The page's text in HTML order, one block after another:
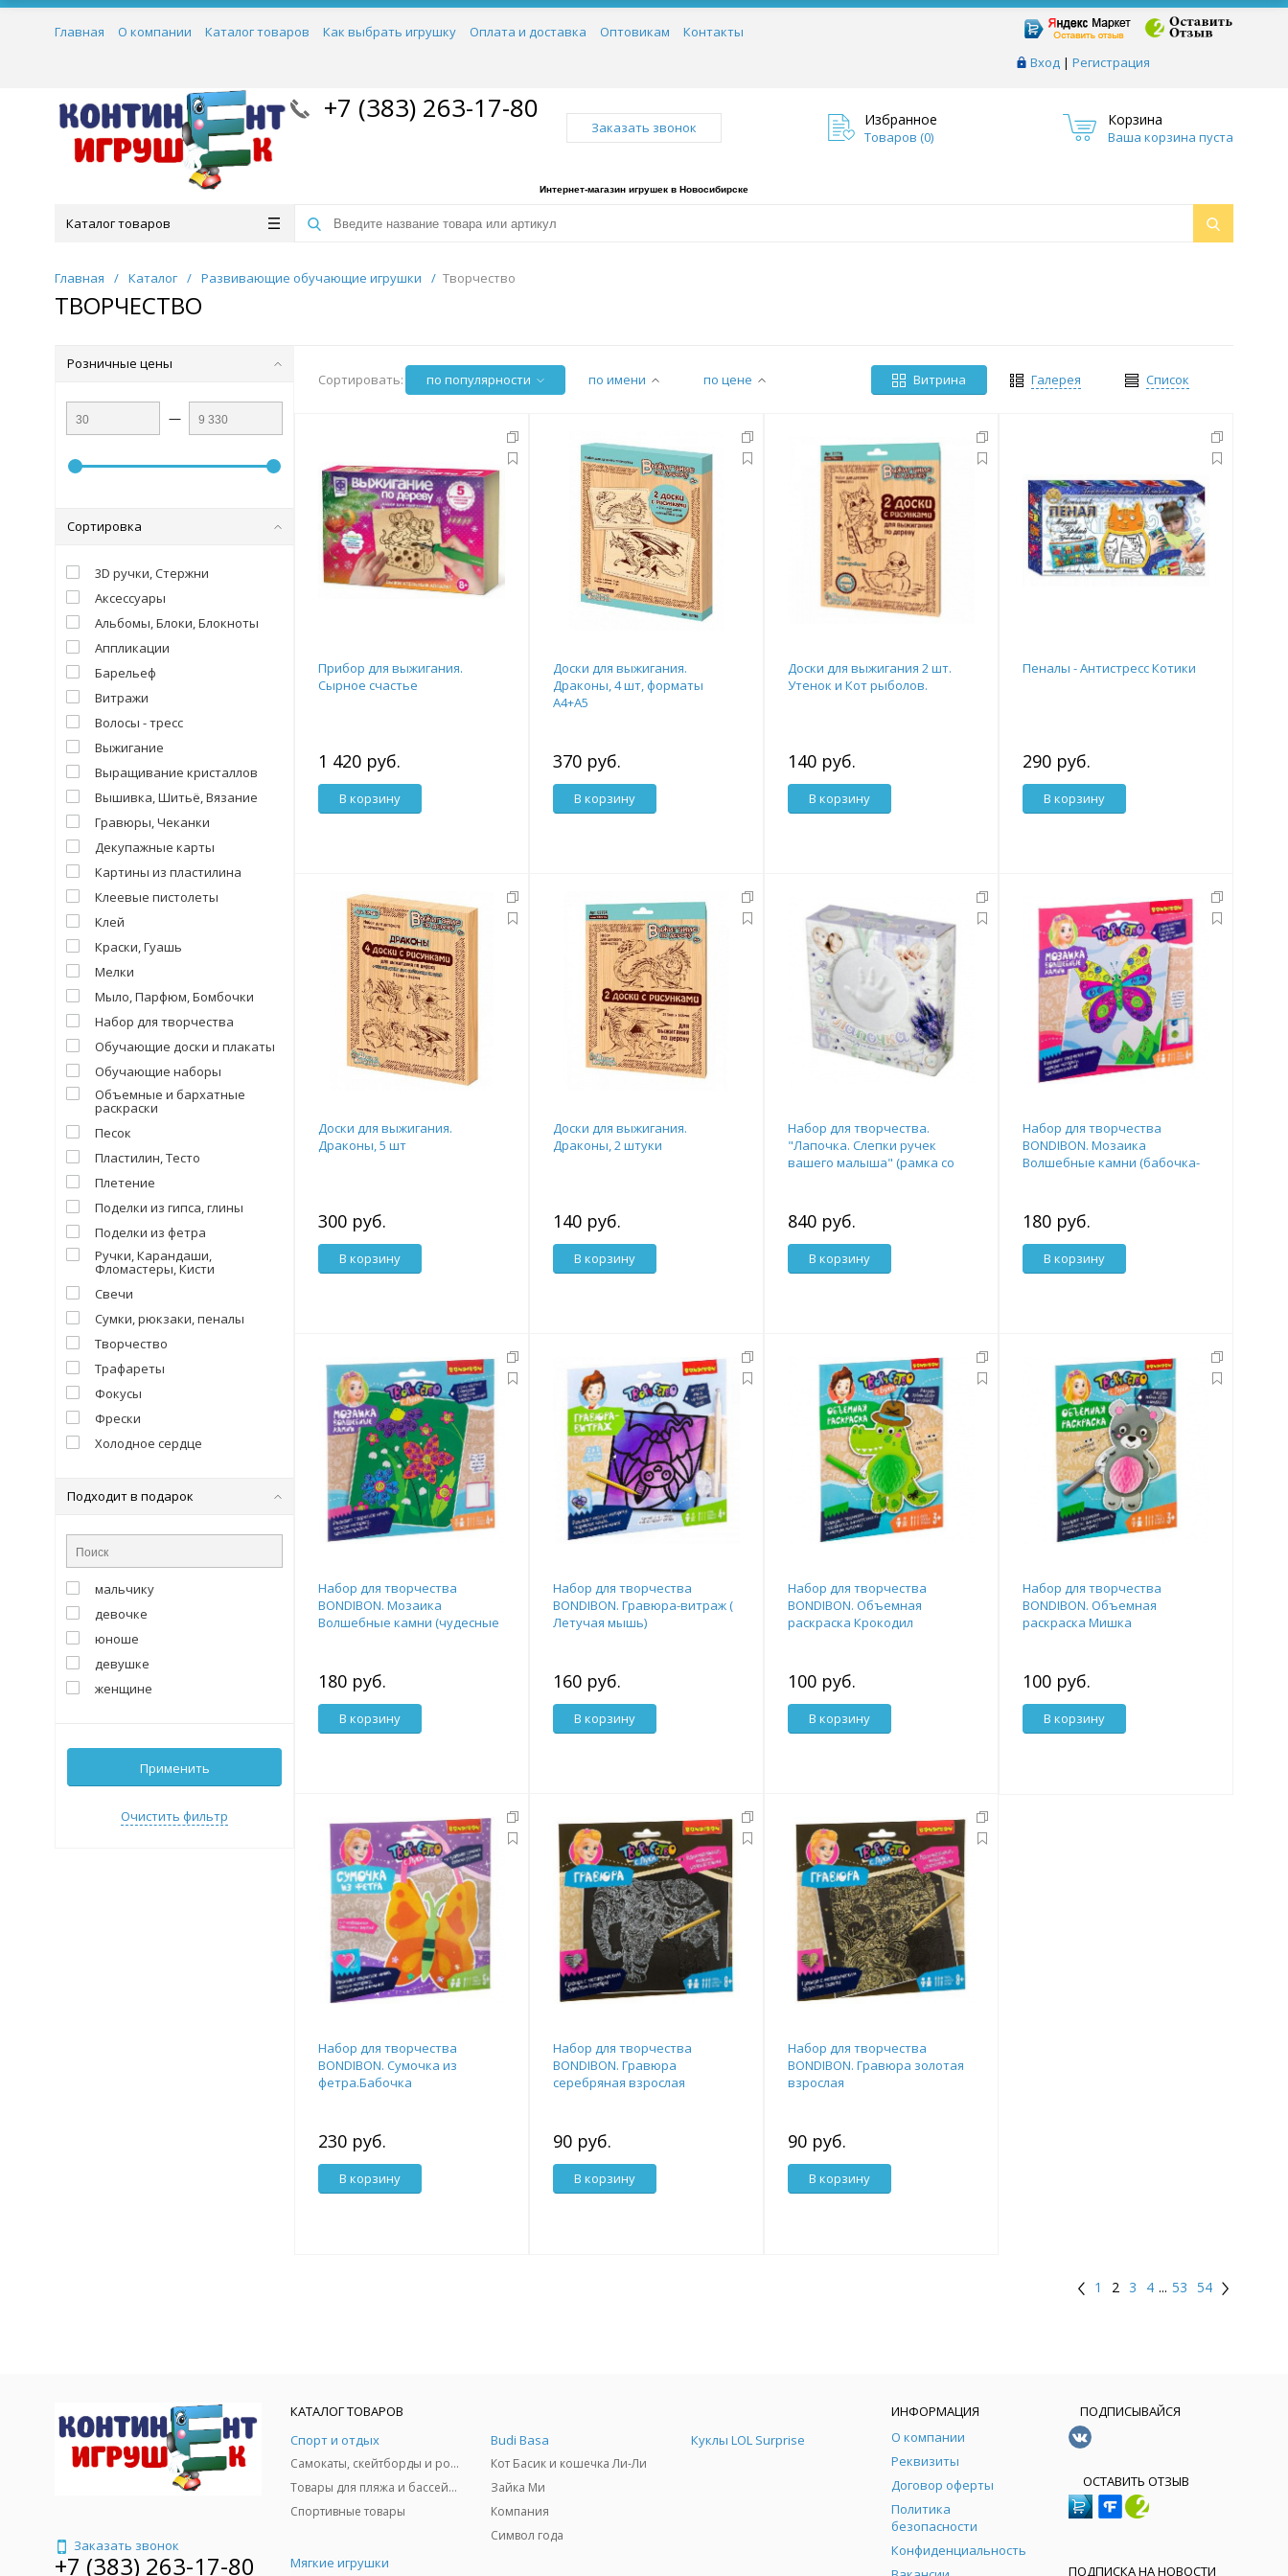
Вход | Регистрация
Главная О компании Каталог товаров Как выбрать игрушку Оплата и доставка Оптовикам Контакты
+7 (383) 263-17-80
Заказать звонок Избранное
Товаров (0)
Корзина
Ваша корзина пуста
Интернет-магазин игрушек в Новосибирске
Каталог товаров
Главная / Каталог / Развивающие обучающие игрушки / Творчество
ТВОРЧЕСТВО
Розничные цены
—
Сортировка
3D ручки, Стержни
Аксессуары
Альбомы, Блоки, Блокноты
Аппликации
Барельеф
Витражи
Волосы - тресс
Выжигание
Выращивание кристаллов
Вышивка, Шитьё, Вязание
Гравюры, Чеканки
Декупажные карты
Картины из пластилина
Клеевые пистолеты
Клей
Краски, Гуашь
Мелки
Мыло, Парфюм, Бомбочки
Набор для творчества
Обучающие доски и плакаты
Обучающие наборы
Объемные и бархатные
раскраски
Песок
Пластилин, Тесто
Плетение
Поделки из гипса, глины
Поделки из фетра
Ручки, Карандаши,
Фломастеры, Кисти
Свечи
Сумки, рюкзаки, пеналы
Творчество
Трафареты
Фокусы
Фрески
Холодное сердце
Подходит в подарок
мальчику
девочке
юноше
девушке
женщине
Применить
Очистить фильтр
Список
Галерея
Витрина
Сортировать: по популярности по имени по цене
Прибор для выжигания.
Сырное счастье
1 420 руб.
В корзину
Доски для выжигания.
Драконы, 4 шт, форматы
А4+А5
370 руб.
В корзину
Доски для выжигания 2 шт.
Утенок и Кот рыболов.
140 руб.
В корзину
Пеналы - Антистресс Котики
290 руб.
В корзину
Доски для выжигания.
Драконы, 5 шт
300 руб.
В корзину
Доски для выжигания.
Драконы, 2 штуки
140 руб.
В корзину
Набор для творчества.
"Лапочка. Слепки ручек
вашего малыша" (рамка со
840 руб.
В корзину
Набор для творчества
BONDIBON. Мозаика
Волшебные камни (бабочка-
180 руб.
В корзину
Набор для творчества
BONDIBON. Мозаика
Волшебные камни (чудесные
180 руб.
В корзину
Набор для творчества
BONDIBON. Гравюра-витраж (
Летучая мышь)
160 руб.
В корзину
Набор для творчества
BONDIBON. Объемная
раскраска Крокодил
100 руб.
В корзину
Набор для творчества
BONDIBON. Объемная
раскраска Мишка
100 руб.
В корзину
Набор для творчества
BONDIBON. Сумочка из
фетра.Бабочка
230 руб.
В корзину
Набор для творчества
BONDIBON. Гравюра
серебряная взрослая
90 руб.
В корзину
Набор для творчества
BONDIBON. Гравюра золотая
взрослая
90 руб.
В корзину
1 2 3 4 ... 53 54
Заказать звонок
+7 (383) 263-17-80
КАТАЛОГ ТОВАРОВ
Спорт и отдых
Самокаты, скейтборды и ролики
Товары для пляжа и бассейны
Спортивные товары
Budi Basa
Кот Басик и кошечка Ли-Ли
Зайка Ми
Компания
Символ года
Куклы LOL Surprise
Мягкие игрушки
ИНФОРМАЦИЯ
О компании
Реквизиты
Договор оферты
Политика
безопасности
Конфиденциальность
ПОДПИСЫВАЙСЯ
ОСТАВИТЬ ОТЗЫВ
ПОДПИСКА НА НОВОСТИ